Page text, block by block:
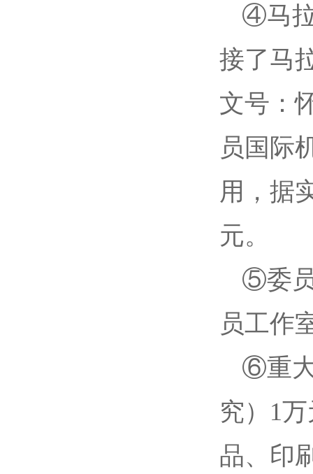
④马拉
接了马
文号：
员国际
用，据
元。
⑤委
员工作
⑥重
究）1
品、印